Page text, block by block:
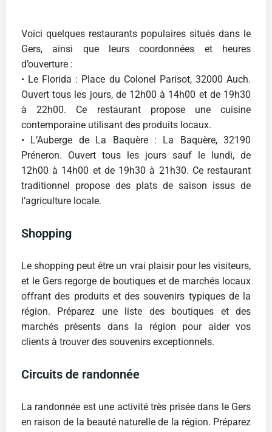
Voici quelques restaurants populaires situés dans le
Gers, ainsi que leurs coordonnées et heures
d’ouverture :
• Le Florida : Place du Colonel Parisot, 32000 Auch.
Ouvert tous les jours, de 12h00 à 14h00 et de 19h30
à 22h00. Ce restaurant propose une cuisine
contemporaine utilisant des produits locaux.
• L’Auberge de La Baquère : La Baquère, 32190
Préneron. Ouvert tous les jours sauf le lundi, de
12h00 à 14h00 et de 19h30 à 21h30. Ce restaurant
traditionnel propose des plats de saison issus de
l’agriculture locale.
Shopping
Le shopping peut être un vrai plaisir pour les visiteurs,
et le Gers regorge de boutiques et de marchés locaux
offrant des produits et des souvenirs typiques de la
région. Préparez une liste des boutiques et des
marchés présents dans la région pour aider vos
clients à trouver des souvenirs exceptionnels.
Circuits de randonnée
La randonnée est une activité très prisée dans le Gers
en raison de la beauté naturelle de la région. Préparez